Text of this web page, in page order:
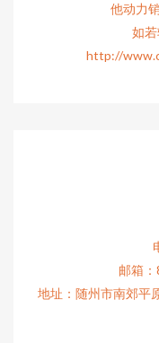
他动力
如若
http://
邮箱
地址：随州市南郊平